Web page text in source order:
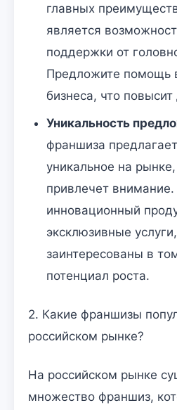
главных
является
поддержки от
Предложите помощь
бизнеса, что
Уникальность
франшиза
уникальное на рынке,
привлечет внимание.
инновационный
эксклюзивные
заинтересованы в
потенциал роста.
2. Какие франшизы
российском рынке?
На российском рынке
множество франшиз,